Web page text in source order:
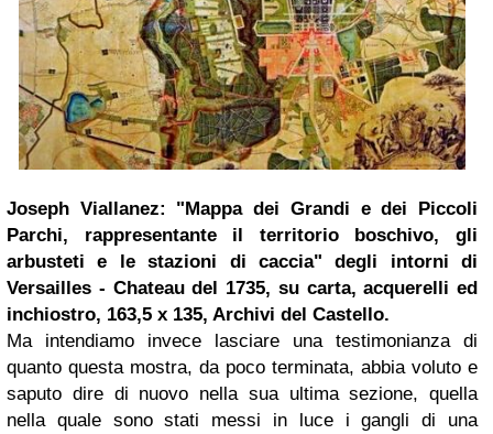
Joseph Viallanez: "Mappa dei Grandi e dei Piccoli
Parchi, rappresentante il territorio boschivo, gli
arbusteti e le stazioni di caccia" degli intorni di
Versailles - Chateau del 1735, su carta, acquerelli ed
inchiostro, 163,5 x 135, Archivi del Castello.
Ma intendiamo invece lasciare una testimonianza di
quanto questa mostra, da poco terminata, abbia voluto e
saputo dire di nuovo nella sua ultima sezione, quella
nella quale sono stati messi in luce i gangli di una